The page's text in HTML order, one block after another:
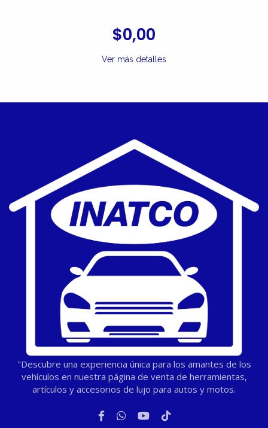
$0,00
Ver más detalles
"Descubre una experiencia única para los amantes de los
vehículos en nuestra página de venta de herramientas,
artículos y accesorios de lujo para autos y motos.